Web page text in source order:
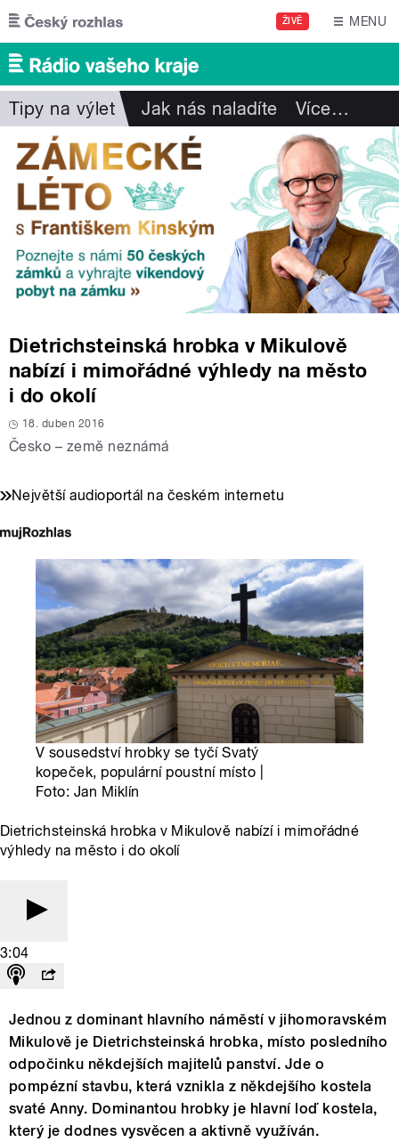
Přejít k hlavnímu obsahu
ŽIVĚ MENU
Tipy na výlet Jak nás naladíte Více…
Dietrichsteinská hrobka v Mikulově
nabízí i mimořádné výhledy na město
i do okolí
18. duben 2016
Česko – země neznámá
Největší audioportál na českém internetu
V sousedství hrobky se tyčí Svatý
kopeček, populární poustní místo |
Foto: Jan Miklín
Dietrichsteinská hrobka v Mikulově nabízí i mimořádné
výhledy na město i do okolí
3:04
Jednou z dominant hlavního náměstí v jihomoravském
Mikulově je Dietrichsteinská hrobka, místo posledního
odpočinku někdejších majitelů panství. Jde o
pompézní stavbu, která vznikla z někdejšího kostela
svaté Anny. Dominantou hrobky je hlavní loď kostela,
který je dodnes vysvěcen a aktivně využíván.